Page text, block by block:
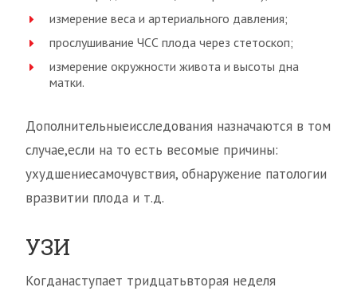
измерение веса и артериального давления;
прослушивание ЧСС плода через стетоскоп;
измерение окружности живота и высоты дна
матки.
Дополнительныеисследования назначаются в том
случае,если на то есть весомые причины:
ухудшениесамочувствия, обнаружение патологии
вразвитии плода и т.д.
УЗИ
Когданаступает тридцатьвторая неделя